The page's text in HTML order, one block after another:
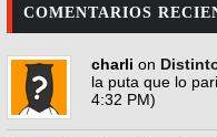
COMENTARIOS
charli on
la puta que lo
4:32 PM)